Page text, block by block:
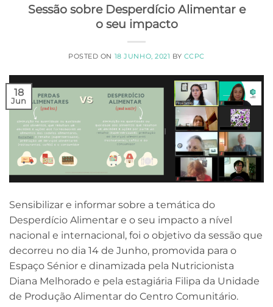
Sessão sobre Desperdício Alimentar e
o seu impacto
POSTED ON 18 JUNHO, 2021 BY CCPC
18
Jun
Sensibilizar e informar sobre a temática do
Desperdício Alimentar e o seu impacto a nível
nacional e internacional, foi o objetivo da sessão que
decorreu no dia 14 de Junho, promovida para o
Espaço Sénior e dinamizada pela Nutricionista
Diana Melhorado e pela estagiária Filipa da Unidade
de Produção Alimentar do Centro Comunitário.